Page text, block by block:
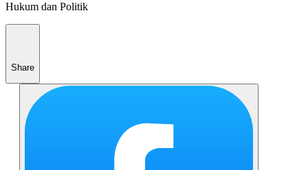
Hukum dan Politik
Share